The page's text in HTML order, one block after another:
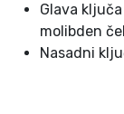
Glava
molibden
Nasadni